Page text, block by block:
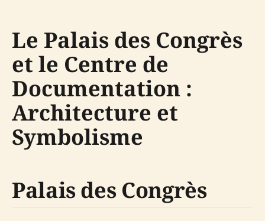
Le Palais des Congrès
et le Centre de
Documentation :
Architecture et
Symbolisme
Palais des Congrès